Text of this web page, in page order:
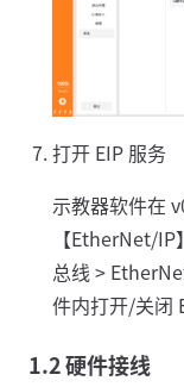
打开 EIP 服务
示教器软件在
【EtherNet/
总线 >
件内打开/关闭
1.2 硬件接线